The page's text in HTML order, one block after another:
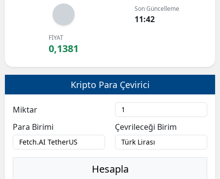
Bilecik
Burdur
Bursa
Çanakkale
Çankırı
Çorum
Son Güncelleme
11:42
FİYAT
0,1381
Kripto Para Çevirici
Miktar
Para Birimi
Çevrileceği Birim
Hesapla